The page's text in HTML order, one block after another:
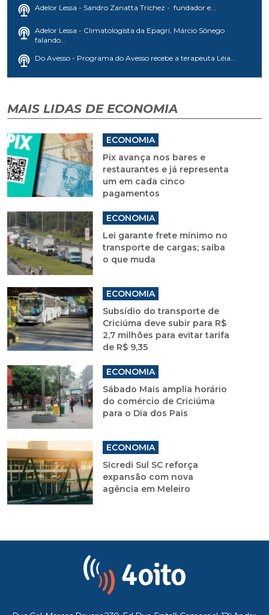
Adelor Lessa - Sandro Zanatta Trichez - fundador e...
Adelor Lessa - Climatologista da Epagri, Márcio Sônego
falando...
Do Avesso - Programa do Avesso recebe a terapeuta Léia...
MAIS LIDAS DE ECONOMIA
ECONOMIA
Pix avança nos bares e
restaurantes e já representa
um em cada cinco
pagamentos
ECONOMIA
Lei garante frete mínimo no
transporte de cargas; saiba
o que muda
ECONOMIA
Subsídio do transporte de
Criciúma deve subir para R$
2,7 milhões para evitar tarifa
de R$ 9,35
ECONOMIA
Sábado Mais amplia horário
do comércio de Criciúma
para o Dia dos Pais
ECONOMIA
Sicredi Sul SC reforça
expansão com nova
agência em Meleiro